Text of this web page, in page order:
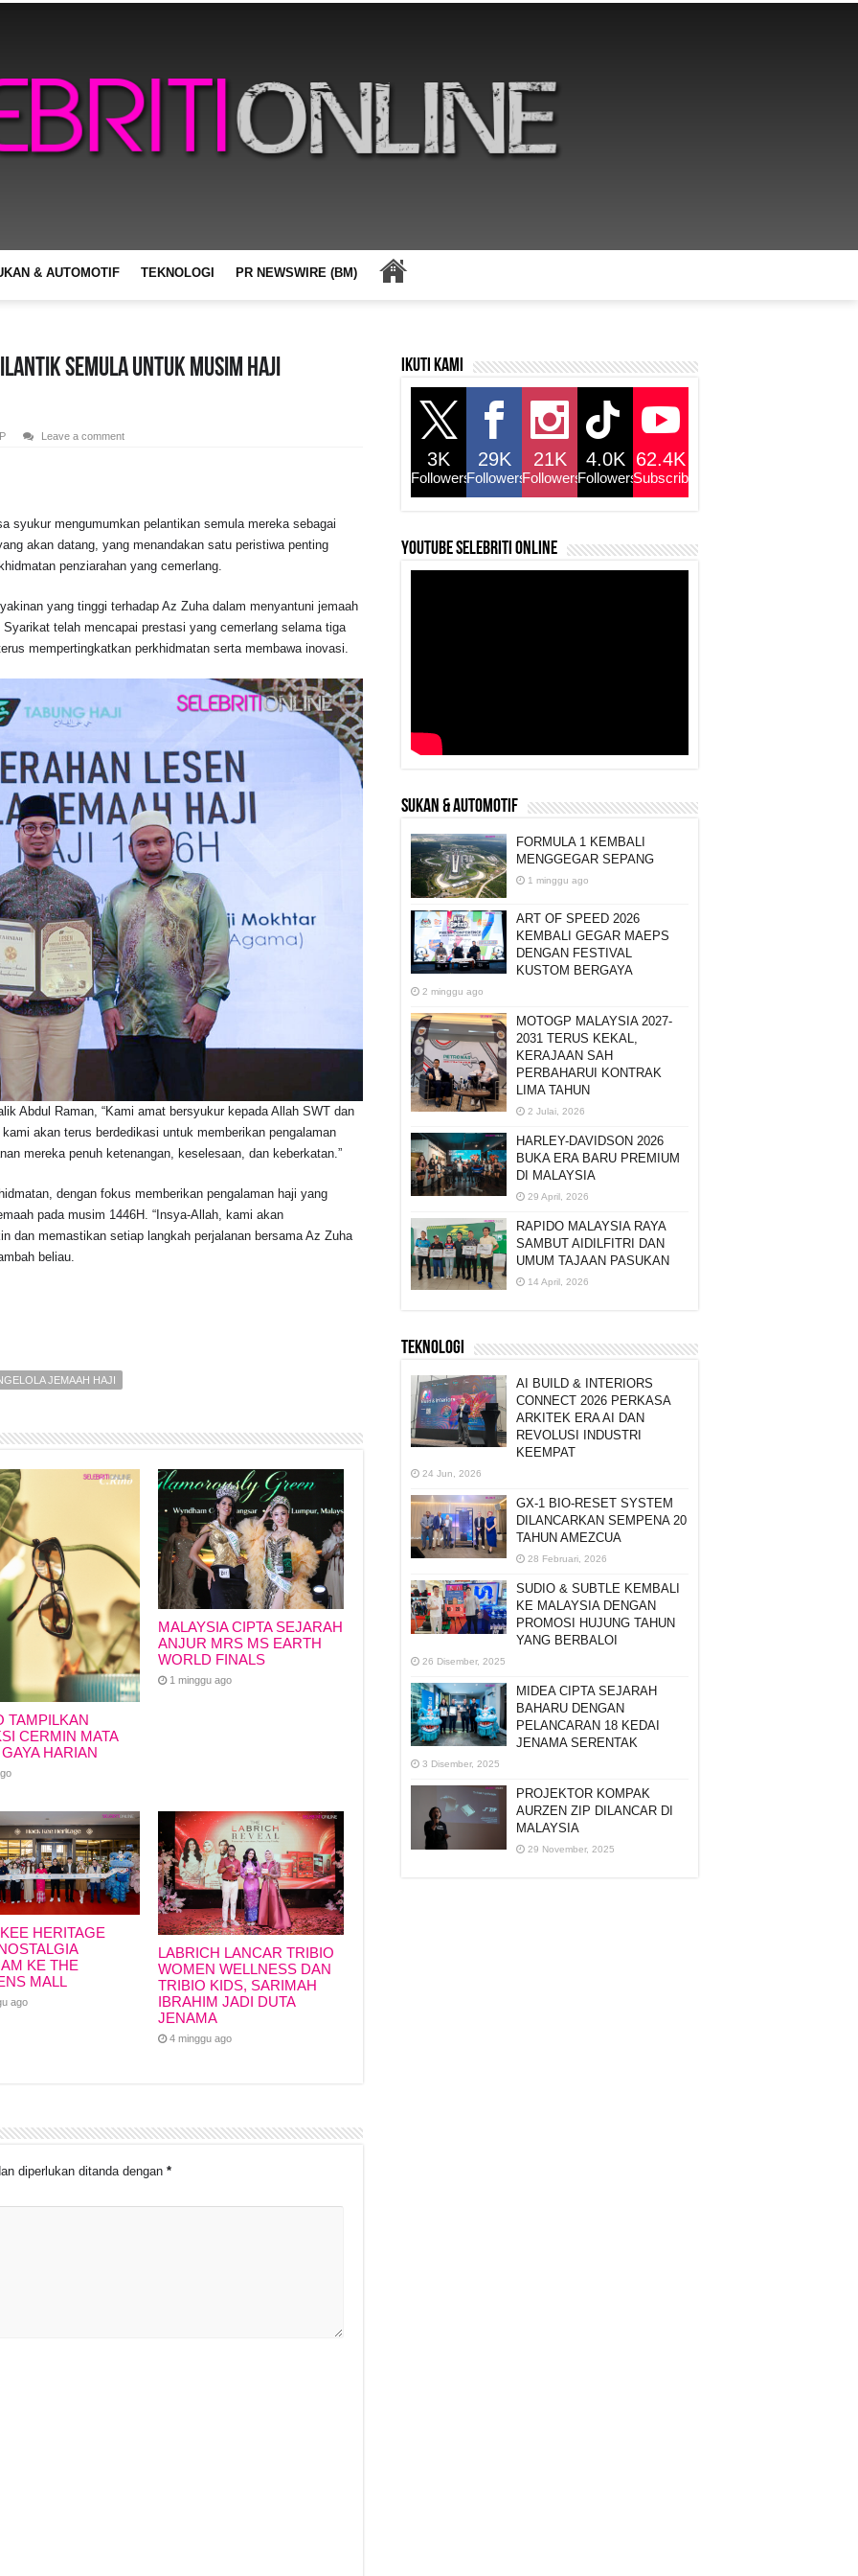
& AUTOMOTIF TEKNOLOGI PR NEWSWIRE (BM)
Semula untuk Musim Haji
Leave a comment
syukur mengumumkan pelantikan semula mereka sebagai
akan datang, yang menandakan satu peristiwa penting
penziarahan yang cemerlang.
yang tinggi terhadap Az Zuha dalam menyantuni jemaah
telah mencapai prestasi yang cemerlang selama tiga
mempertingkatkan perkhidmatan serta membawa inovasi.
Abdul Raman, “Kami amat bersyukur kepada Allah SWT dan
akan terus berdedikasi untuk memberikan pengalaman
mereka penuh ketenangan, keselesaan, dan keberkatan.”
dengan fokus memberikan pengalaman haji yang
pada musim 1446H. “Insya-Allah, kami akan
dan memastikan setiap langkah perjalanan bersama Az Zuha
beliau.
JEMAAH HAJI
TAMPILKAN
CERMIN MATA
HARIAN
MALAYSIA CIPTA SEJARAH
ANJUR MRS MS EARTH
WORLD FINALS
1 minggu ago
HERITAGE
KE THE
MALL
ago
LABRICH LANCAR TRIBIO
WOMEN WELLNESS DAN
TRIBIO KIDS, SARIMAH
IBRAHIM JADI DUTA
JENAMA
4 minggu ago
diperlukan ditanda dengan *
Ikuti kami
3K
Followers
29K
Followers
21K
Followers
4.0K
Followers
62.4K
Subscribers
YouTube selebriti online
SUKAN & AUTOMOTIF
FORMULA 1 KEMBALI
MENGGEGAR SEPANG
1 minggu ago
ART OF SPEED 2026
KEMBALI GEGAR MAEPS
DENGAN FESTIVAL
KUSTOM BERGAYA
2 minggu ago
MOTOGP MALAYSIA 2027-
2031 TERUS KEKAL,
KERAJAAN SAH
PERBAHARUI KONTRAK
LIMA TAHUN
2 Julai, 2026
HARLEY-DAVIDSON 2026
BUKA ERA BARU PREMIUM
DI MALAYSIA
29 April, 2026
RAPIDO MALAYSIA RAYA
SAMBUT AIDILFITRI DAN
UMUM TAJAAN PASUKAN
14 April, 2026
TEKNOLOGI
AI BUILD & INTERIORS
CONNECT 2026 PERKASA
ARKITEK ERA AI DAN
REVOLUSI INDUSTRI
KEEMPAT
24 Jun, 2026
GX-1 BIO-RESET SYSTEM
DILANCARKAN SEMPENA 20
TAHUN AMEZCUA
28 Februari, 2026
SUDIO & SUBTLE KEMBALI
KE MALAYSIA DENGAN
PROMOSI HUJUNG TAHUN
YANG BERBALOI
26 Disember, 2025
MIDEA CIPTA SEJARAH
BAHARU DENGAN
PELANCARAN 18 KEDAI
JENAMA SERENTAK
3 Disember, 2025
PROJEKTOR KOMPAK
AURZEN ZIP DILANCAR DI
MALAYSIA
29 November, 2025